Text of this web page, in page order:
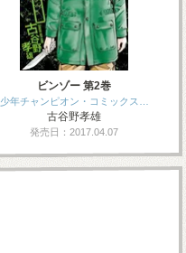
ビンゾー 第2巻
少年チャンピオン・コミックス…
古谷野孝雄
発売日：2017.04.07